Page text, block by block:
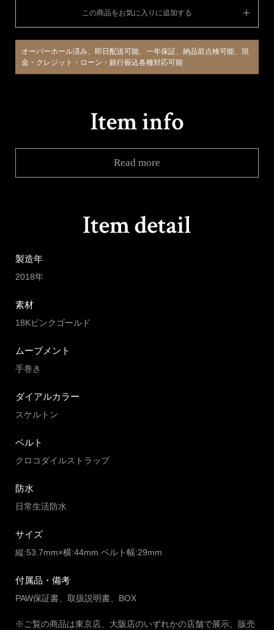
この商品をお気に入りに追加する
オーバーホール済み、即日配送可能、一年保証、納品前点検可能、現
金・クレジット・ローン・銀行振込各種対応可能
Read more
製造年
2018年
素材
18Kピンクゴールド
ムーブメント
手巻き
ダイアルカラー
スケルトン
ベルト
クロコダイルストラップ
防水
日常生活防水
サイズ
縦:53.7mm×横:44mm ベルト幅:29mm
付属品・備考
PAW保証書、取扱説明書、BOX
※ご覧の商品は東京店、大阪店のいずれかの店舗で展示、販売